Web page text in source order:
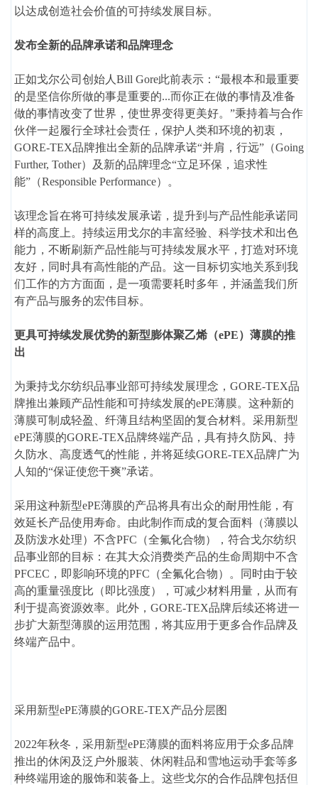
以达成创造社会价值的可持续发展目标。
发布全新的品牌承诺和品牌理念
正如戈尔公司创始人Bill Gore此前表示：“最根本和最重要
的是坚信你所做的事是重要的...而你正在做的事情及准备
做的事情改变了世界，使世界变得更美好。”秉持着与合作
伙伴一起履行全球社会责任，保护人类和环境的初衷，
GORE-TEX品牌推出全新的品牌承诺“并肩，行远”（Going
Further, Tother）及新的品牌理念“立足环保，追求性
能”（Responsible Performance）。
该理念旨在将可持续发展承诺，提升到与产品性能承诺同
样的高度上。持续运用戈尔的丰富经验、科学技术和出色
能力，不断刷新产品性能与可持续发展水平，打造对环境
友好，同时具有高性能的产品。这一目标切实地关系到我
们工作的方方面面，是一项需要耗时多年，并涵盖我们所
有产品与服务的宏伟目标。
更具可持续发展优势的新型膨体聚乙烯（ePE）薄膜的推
出
为秉持戈尔纺织品事业部可持续发展理念，GORE-TEX品
牌推出兼顾产品性能和可持续发展的ePE薄膜。这种新的
薄膜可制成轻盈、纤薄且结构坚固的复合材料。采用新型
ePE薄膜的GORE-TEX品牌终端产品，具有持久防风、持
久防水、高度透气的性能，并将延续GORE-TEX品牌广为
人知的“保证使您干爽”承诺。
采用这种新型ePE薄膜的产品将具有出众的耐用性能，有
效延长产品使用寿命。由此制作而成的复合面料（薄膜以
及防泼水处理）不含PFC（全氟化合物），符合戈尔纺织
品事业部的目标：在其大众消费类产品的生命周期中不含
PFCEC，即影响环境的PFC（全氟化合物）。同时由于较
高的重量强度比（即比强度），可减少材料用量，从而有
利于提高资源效率。此外，GORE-TEX品牌后续还将进一
步扩大新型薄膜的运用范围，将其应用于更多合作品牌及
终端产品中。
采用新型ePE薄膜的GORE-TEX产品分层图
2022年秋冬，采用新型ePE薄膜的面料将应用于众多品牌
推出的休闲及泛户外服装、休闲鞋品和雪地运动手套等多
种终端用途的服饰和装备上。这些戈尔的合作品牌包括但